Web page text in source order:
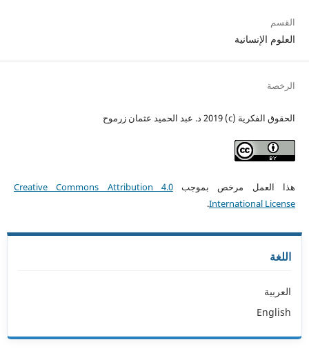
القسم
العلوم الإنسانية
الرخصة
الحقوق الفكرية (c) 2019 د. عبد الحميد عثمان زرموح
هذا العمل مرخص بموجبCreative Commons Attribution 4.0
International License
.
اللغة
العربية
English